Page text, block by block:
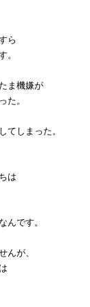
ら
。
ま機嫌が
た。
てしまった。
は
んです。
んが、